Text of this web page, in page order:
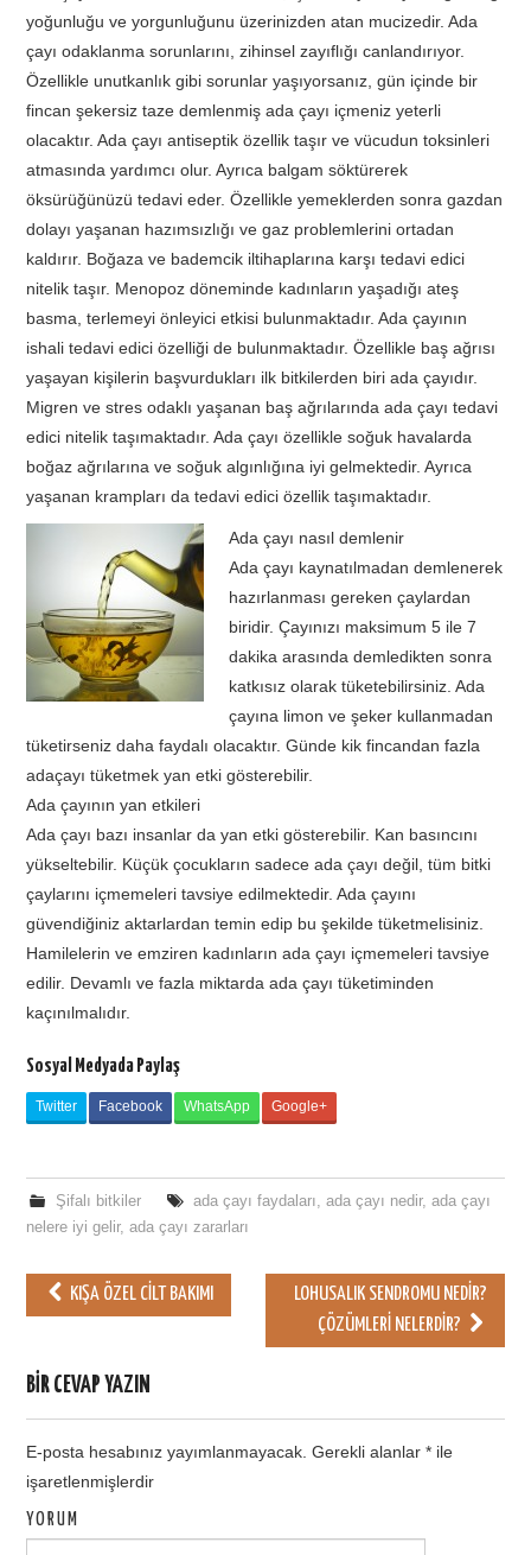
yoğunluğu ve yorgunluğunu üzerinizden atan mucizedir. Ada
çayı odaklanma sorunlarını, zihinsel zayıflığı canlandırıyor.
Özellikle unutkanlık gibi sorunlar yaşıyorsanız, gün içinde bir
fincan şekersiz taze demlenmiş ada çayı içmeniz yeterli
olacaktır. Ada çayı antiseptik özellik taşır ve vücudun toksinleri
atmasında yardımcı olur. Ayrıca balgam söktürerek
öksürüğünüzü tedavi eder. Özellikle yemeklerden sonra gazdan
dolayı yaşanan hazımsızlığı ve gaz problemlerini ortadan
kaldırır. Boğaza ve bademcik iltihaplarına karşı tedavi edici
nitelik taşır. Menopoz döneminde kadınların yaşadığı ateş
basma, terlemeyi önleyici etkisi bulunmaktadır. Ada çayının
ishali tedavi edici özelliği de bulunmaktadır. Özellikle baş ağrısı
yaşayan kişilerin başvurdukları ilk bitkilerden biri ada çayıdır.
Migren ve stres odaklı yaşanan baş ağrılarında ada çayı tedavi
edici nitelik taşımaktadır. Ada çayı özellikle soğuk havalarda
boğaz ağrılarına ve soğuk algınlığına iyi gelmektedir. Ayrıca
yaşanan krampları da tedavi edici özellik taşımaktadır.
Ada çayı nasıl demlenir
Ada çayı kaynatılmadan demlenerek
hazırlanması gereken çaylardan
biridir. Çayınızı maksimum 5 ile 7
dakika arasında demledikten sonra
katkısız olarak tüketebilirsiniz. Ada
çayına limon ve şeker kullanmadan
tüketirseniz daha faydalı olacaktır. Günde kik fincandan fazla
adaçayı tüketmek yan etki gösterebilir.
Ada çayının yan etkileri
Ada çayı bazı insanlar da yan etki gösterebilir. Kan basıncını
yükseltebilir. Küçük çocukların sadece ada çayı değil, tüm bitki
çaylarını içmemeleri tavsiye edilmektedir. Ada çayını
güvendiğiniz aktarlardan temin edip bu şekilde tüketmelisiniz.
Hamilelerin ve emziren kadınların ada çayı içmemeleri tavsiye
edilir. Devamlı ve fazla miktarda ada çayı tüketiminden
kaçınılmalıdır.
Sosyal Medyada Paylaş
Twitter Facebook WhatsApp Google+
Şifalı bitkiler ada çayı faydaları, ada çayı nedir, ada çayı
nelere iyi gelir,ada çayı zararları
KIŞA ÖZEL CILT BAKIMI
LOHUSALIK SENDROMU NEDIR?
ÇÖZÜMLERI NELERDIR?
BIR CEVAP YAZIN
E-posta hesabınız yayımlanmayacak. Gerekli alanlar* ile
işaretlenmişlerdir
YORUM